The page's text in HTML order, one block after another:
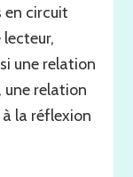
circuit
une relation
une relation
la réflexion